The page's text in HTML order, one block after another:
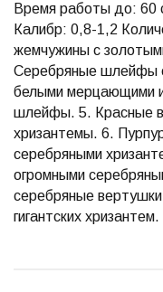
Время работы до: 60
Калибр: 0,8-1,2
жемчужины с
Серебряные шлейфы
белыми мерцающими
шлейфы. 5. Красные
хризантемы. 6.
серебряными
огромными
серебряные
гигантских хризантем.